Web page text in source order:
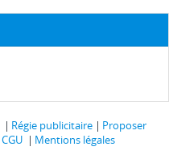
Régie publicitaire
Proposer
CGU
Mentions légales